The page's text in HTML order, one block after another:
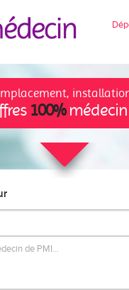
100%médecin
de PMI…